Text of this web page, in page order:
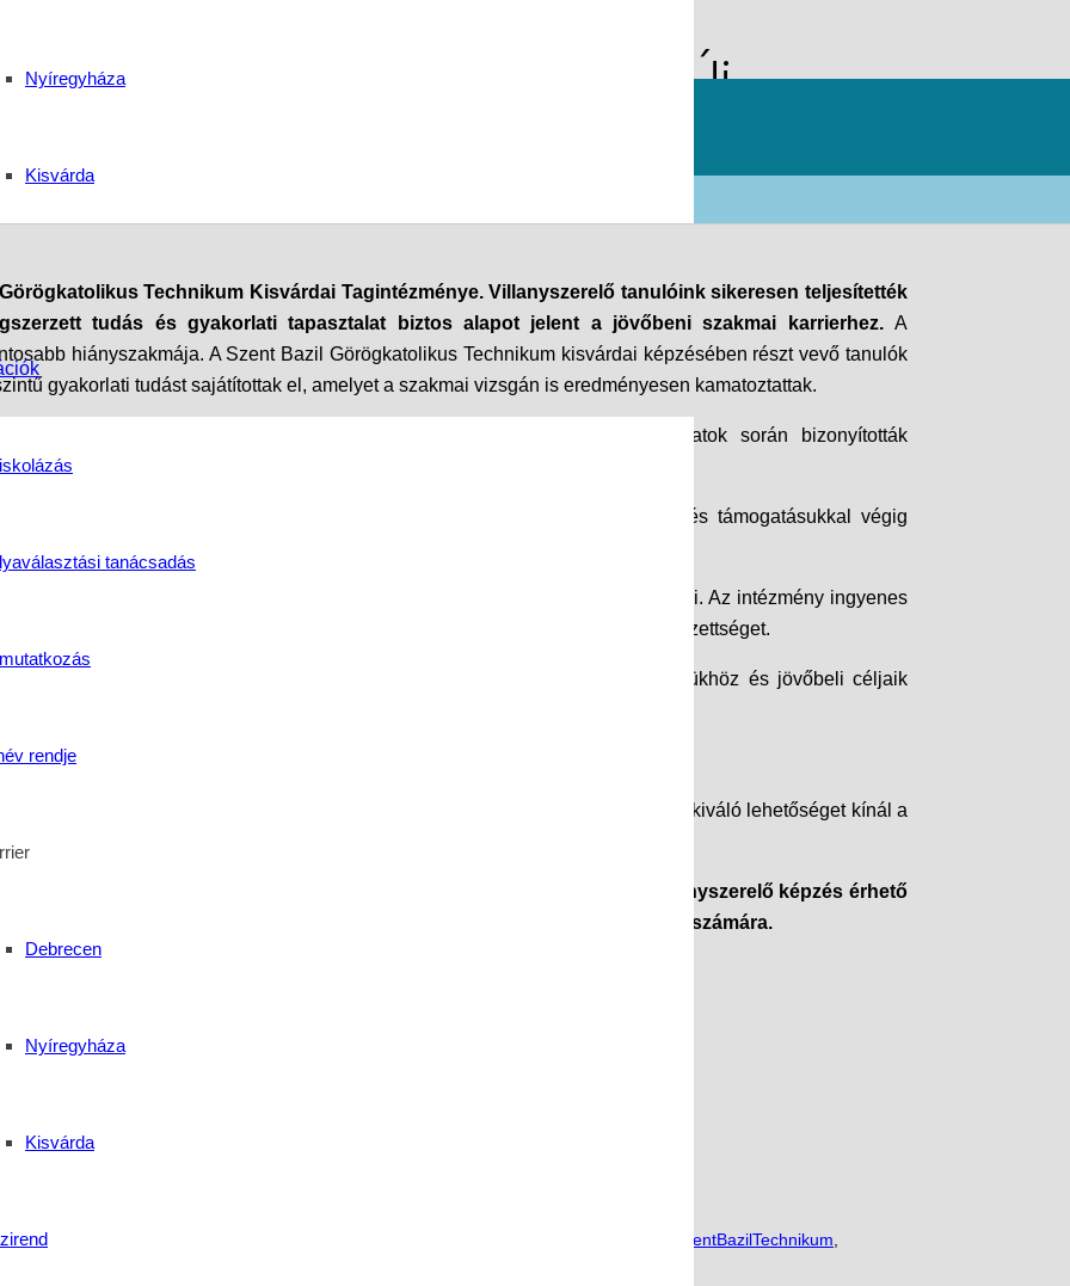
Nyíregyháza
Kisvárda
tanácsadás
rendje
Debrecen
Nyíregyháza
Kisvárda
vizsgák Kisvárdán – Új
a térség
Technikum Kisvárdai Tagintézménye. Villanyszerelő tanulóink sikeresen teljesítették
tudás és gyakorlati tapasztalat biztos alapot jelent a jövőbeni szakmai karrierhez. A
hiányszakmája. A Szent Bazil Görögkatolikus Technikum kisvárdai képzésében részt vevő tanulók
gyakorlati tudást sajátítottak el, amelyet a szakmai vizsgán is eredményesen kamatoztattak.
munkájának méltó eredménye. Vizsgázóink a szakmai feladatok során bizonyították
készen állnak a villamosipar folyamatosan fejlődő kihívásaira.
gyakorlati képzőhelyek szakembereit, akik tudásukkal, tapasztalatukkal és támogatásukkal végig
nem születhettek volna meg.
továbbra is várja mindazokat, akik piacképes szakmát szeretnének szerezni. Az intézmény ingyenes
szerezzenek versenyképes tudást és biztos megélhetést nyújtó végzettséget.
tanulónknak, és sok sikert kívánunk szakmai életútjukhoz, további fejlődésükhöz és jövőbeli céljaik
képzést, a Szent Bazil Görögkatolikus Technikum Kisvárdai Tagintézménye kiváló lehetőséget kínál a
Kisvárda meghatározó szakképző intézménye, ahol ingyenes villanyszerelő képzés érhető
és Szabolcs-Szatmár-Bereg vármegye teljes területéről érkező tanulók számára.
SzentBazilTechnikum